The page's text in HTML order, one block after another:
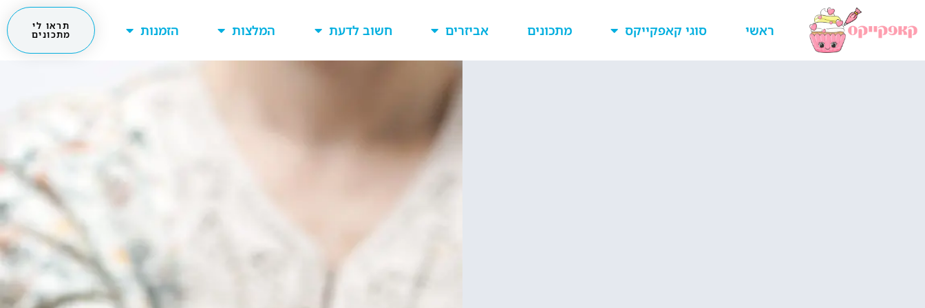
ראשי סוגי קאפקייקס מתכונים אביזרים חשוב לדעת המלצות הזמנות תראו לי
מתכונים